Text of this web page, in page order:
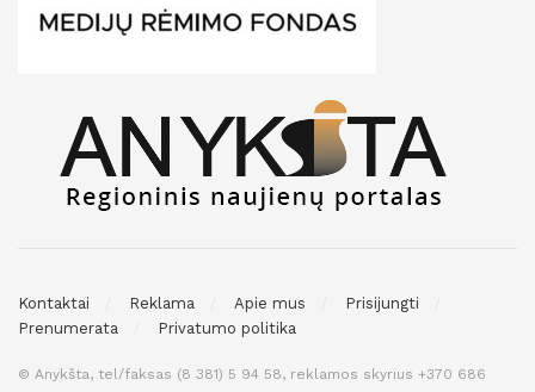
Kontaktai Reklama Apie mus
Prisijungti
Prenumerata
Privatumo politika
© Anykšta, tel/faksas (8 381) 5 94 58, reklamos skyrius +370 686